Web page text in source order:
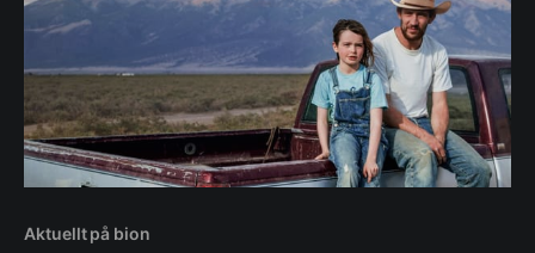
Aktuellt på bion